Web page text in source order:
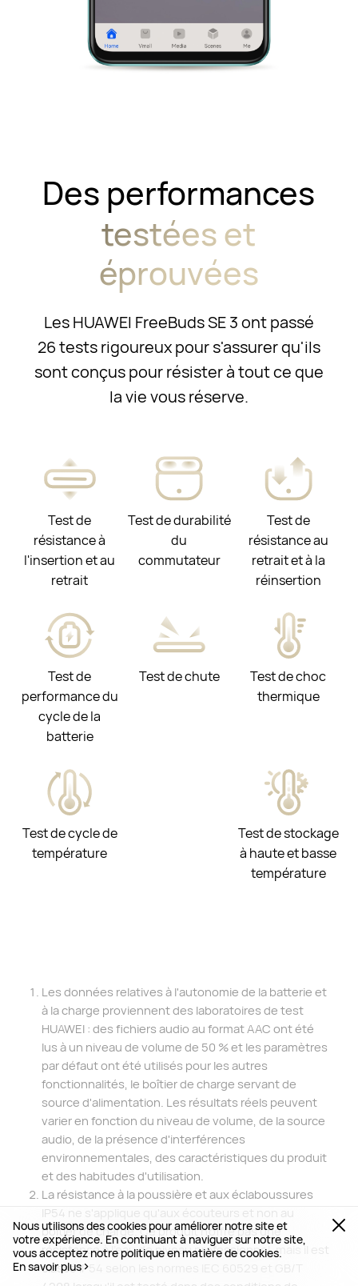
Nous utilisons des cookies pour améliorer notre site et
votre expérience. En continuant à naviguer sur notre site,
vous acceptez notre politique en matière de cookies.
En savoir plus
Des performances
testées et
éprouvées
Les HUAWEI FreeBuds SE 3 ont passé
26 tests rigoureux pour s'assurer qu'ils
sont conçus pour résister à tout ce que
la vie vous réserve.
Test de
résistance à
l'insertion et au
retrait
Test de durabilité
du
commutateur
Test de
résistance au
retrait et à la
réinsertion
Test de
performance du
cycle de la
batterie
Test de chute
Test de choc
thermique
Test de cycle de
température
Test de stockage
à haute et basse
température
Les données relatives à l'autonomie de la batterie et
à la charge proviennent des laboratoires de test
HUAWEI : des fichiers audio au format AAC ont été
lus à un niveau de volume de 50 % et les paramètres
par défaut ont été utilisés pour les autres
fonctionnalités, le boîtier de charge servant de
source d'alimentation. Les résultats réels peuvent
varier en fonction du niveau de volume, de la source
audio, de la présence d'interférences
environnementales, des caractéristiques du produit
et des habitudes d'utilisation.
La résistance à la poussière et aux éclaboussures
IP54 ne s'applique qu'aux écouteurs et non au
boîtier de charge. Ce produit n'offre pas une
résistance à l'eau de niveau professionnel, mais il est
classé IP54 selon les normes IEC 60529 et GB/T